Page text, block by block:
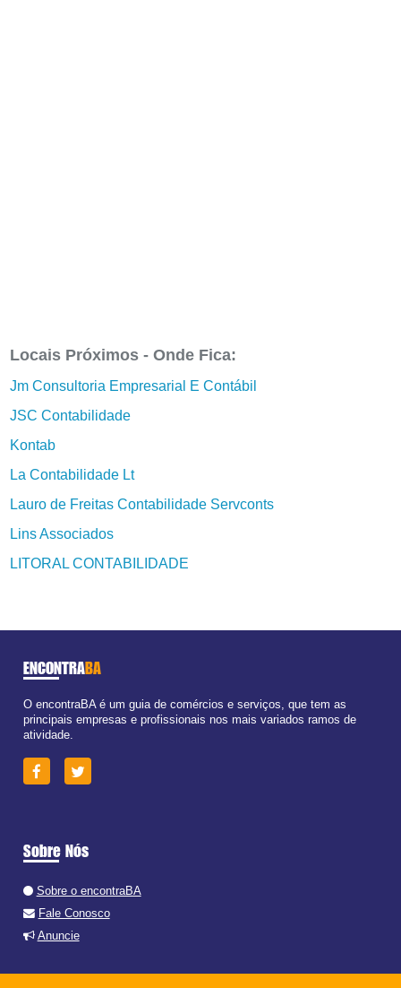
Locais Próximos - Onde Fica:
Jm Consultoria Empresarial E Contábil
JSC Contabilidade
Kontab
La Contabilidade Lt
Lauro de Freitas Contabilidade Servconts
Lins Associados
LITORAL CONTABILIDADE
ENCONTRABA
O encontraBA é um guia de comércios e serviços, que tem as
principais empresas e profissionais nos mais variados ramos de
atividade.
Sobre Nós
Sobre o encontraBA
Fale Conosco
Anuncie